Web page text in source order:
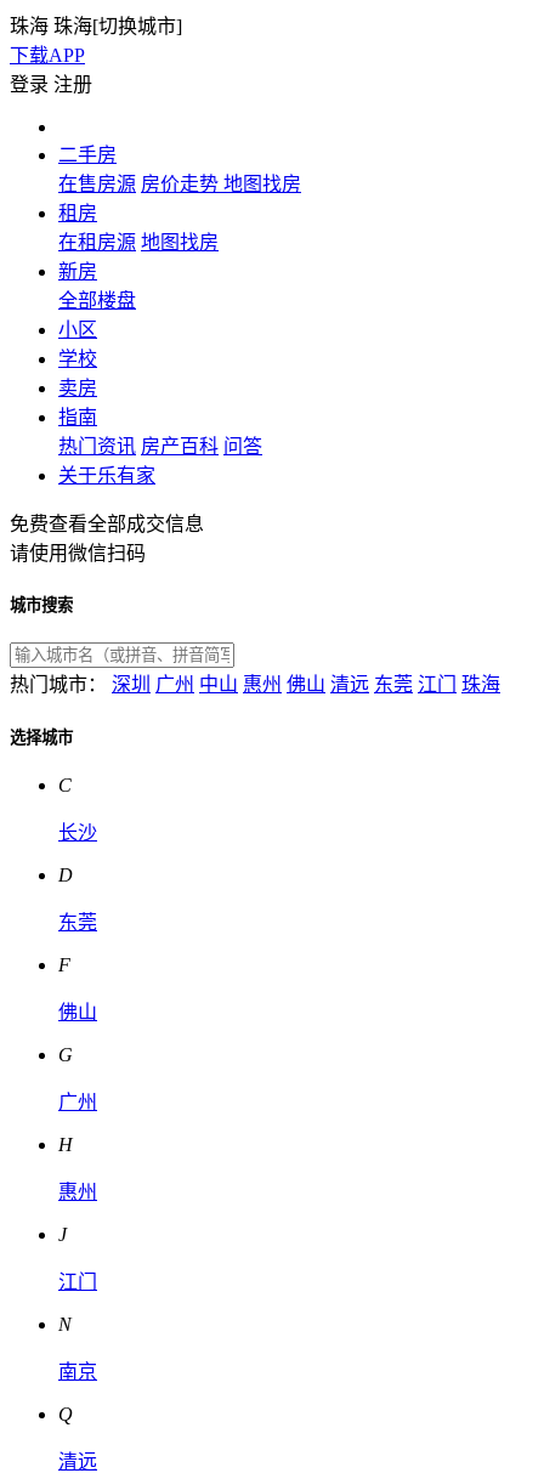
珠海 珠海[切换城市]
下载APP
登录 注册
二手房
在售房源 房价走势 地图找房
租房
在租房源 地图找房
新房
全部楼盘
小区
学校
卖房
指南
热门资讯 房产百科 问答
关于乐有家
免费查看全部成交信息
请使用微信扫码
城市搜索
热门城市： 深圳 广州 中山 惠州 佛山 清远 东莞 江门 珠海
选择城市
C
长沙
D
东莞
F
佛山
G
广州
H
惠州
J
江门
N
南京
Q
清远